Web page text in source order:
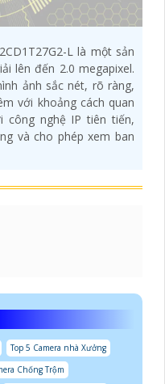
L là một sản
lên đến 2.0 megapixel.
ảnh sắc nét, rõ ràng,
với khoảng cách quan
công nghệ IP tiên tiến,
và cho phép xem ban
Top 5 Camera nhà Xưởng
Chống Trộm